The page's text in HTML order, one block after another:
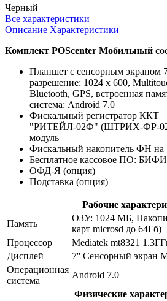
Черный
Все характеристики
Описание Характеристики
Комплект POScenter Мобильный
Планшет с сенсорным экраном
разрешение: 1024 x 600,
Bluetooth, GPS, встроенная
система: Android 7.0
Фискальный регистратор ККТ
"РИТЕЙЛ-02Ф" (ШТРИХ-ФР-
модуль
Фискальный накопитель ФН на
Бесплатное кассовое ПО:
ОФД-Я (опция)
Подставка (опция)
Рабочие
Память
ОЗУ: 1024 МБ,
карт microsd до 64Гб)
Процессор
Mediatek mt8321
Дисплей
7'' Сенсорный экран
Операционная
система
Android 7.0
Физические